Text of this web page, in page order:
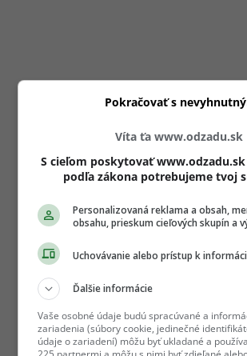
Víta ťa www.odzadu.sk
S cieľom poskytovať
podľa zákona potrebujeme tvoj
Personalizovaná reklama a obsah,
obsahu, prieskum cieľových skupín a
Uchovávanie alebo prístup k
Ďalšie informácie
Vaše osobné údaje budú spracúvané a
zariadenia (súbory cookie, jedinečné
údaje o zariadení) môžu byť ukladané a
Pokračovať s